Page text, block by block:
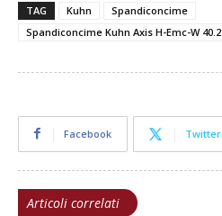
TAG Kuhn
Spandiconcime
Spandiconcime Kuhn Axis H-Emc-W 40.2
Facebook Twitter
Articoli correlati